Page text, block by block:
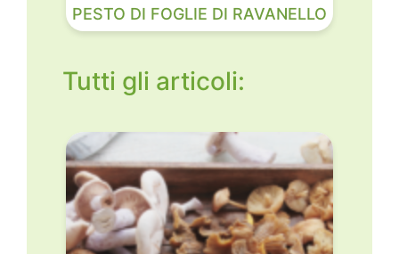
PESTO DI FOGLIE DI RAVANELLO
Tutti gli articoli: